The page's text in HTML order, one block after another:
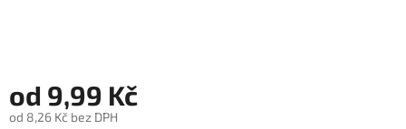
od 9,99 Kč
od 8,26 Kč bez DPH